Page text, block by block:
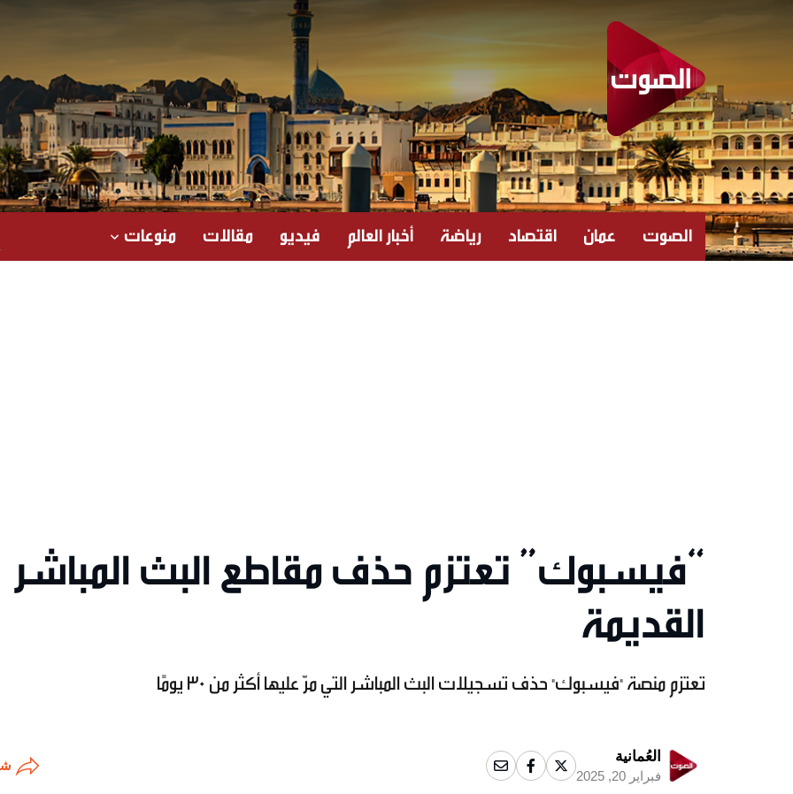
الصوت عمان اقتصاد رياضة أخبار العالم فيديو مقالات منوعات
“فيسبوك” تعتزم حذف مقاطع البث المباشر
القديمة
تعتزم منصة "فيسبوك" حذف تسجيلات البث المباشر التي مرّ عليها أكثر من 30 يومًا
العُمانية
فبراير 20, 2025